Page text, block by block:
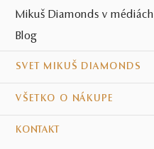
Mikuš Diamonds v médiách
Blog
SVET MIKUŠ DIAMONDS
VŠETKO O NÁKUPE
KONTAKT